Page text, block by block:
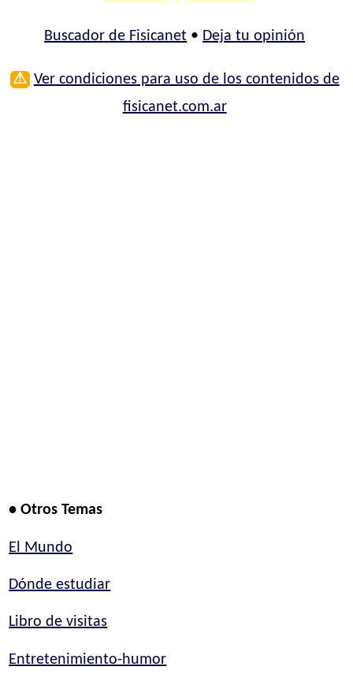
Buscador de Fisicanet • Deja tu opinión
⚠ Ver condiciones para uso de los contenidos de
fisicanet.com.ar
• Otros Temas
El Mundo
Dónde estudiar
Libro de visitas
Entretenimiento-humor